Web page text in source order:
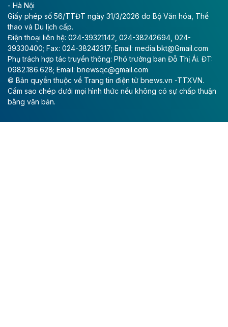
Theo baodautu.vn
Vinaconex lập đỉnh doanh thu
Tổng CTCP Xuất nhập khẩu và Xây dựng Việt Nam
(Vinaconex) đã khép lại nửa đầu năm với doanh thu
thuần gần 7.268 tỷ đồng, tăng 4% so với cùng kỳ và
cũng là mức cao nhất lịch sử hoạt động của doanh
nghiệp.
- Hà Nội
Giấy phép số 56/TTĐT ngày 31/3/2026 do Bộ Văn hóa, Thể
thao và Du lịch cấp.
Điện thoại liên hệ: 024-39321142, 024-38242694, 024-
39330400; Fax: 024-38242317; Email: media.bkt@Gmail.com
Phụ trách hợp tác truyền thông: Phó trưởng ban Đỗ Thị Ái. ĐT:
0982.186.628; Email: bnewsqc@gmail.com
© Bản quyền thuộc về Trang tin điện tử bnews.vn -TTXVN.
Cấm sao chép dưới mọi hình thức nếu không có sự chấp thuận
bằng văn bản.